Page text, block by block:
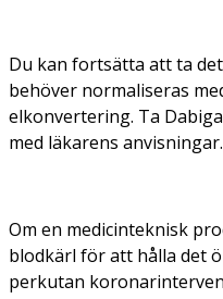
Du kan fortsätta att ta
behöver normaliseras
elkonvertering. Ta
med läkarens anvisningar.
Om en medicinteknisk
blodkärl för att hålla det
perkutan